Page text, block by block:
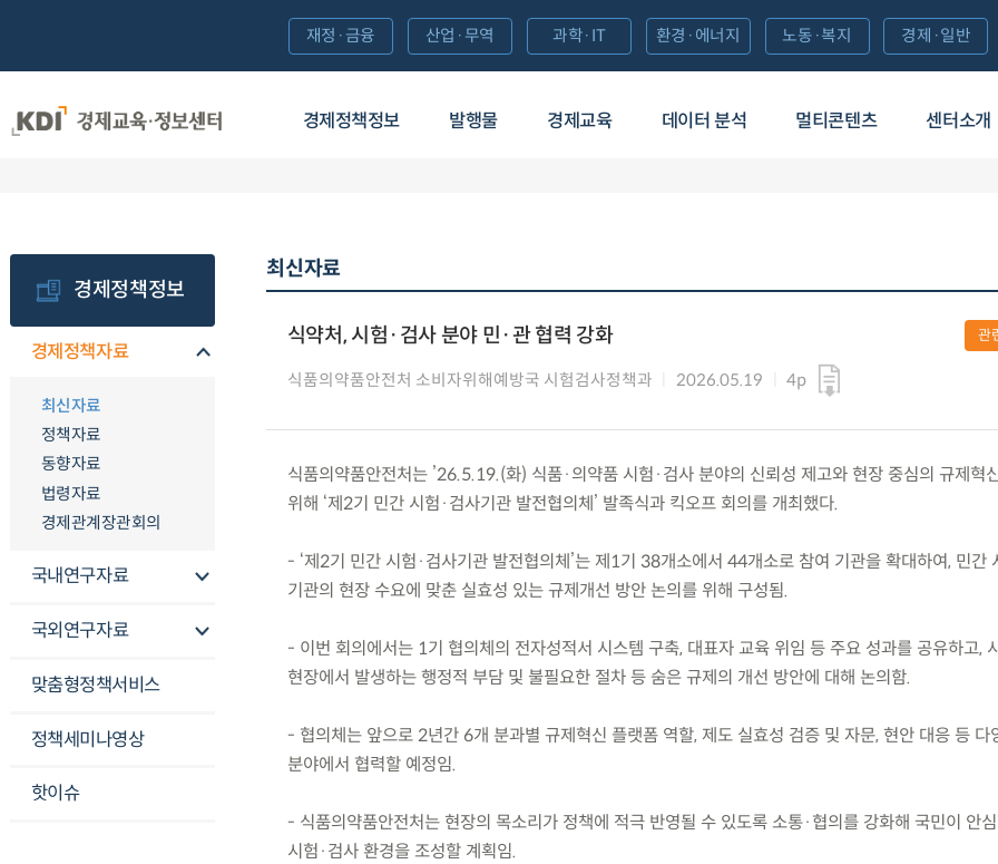
경제정책정보 발행물 경제교육 데이터 분석 멀티콘텐츠 센터소개
재정·금융 산업·무역 과학·IT 환경·에너지 노동·복지 경제·일반
경제정책정보
경제정책자료
최신자료
정책자료
동향자료
법령자료
경제관계장관회의
국내연구자료
국외연구자료
맞춤형정책서비스
정책세미나영상
핫이슈
최신자료
식약처, 시험·검사 분야 민·관 협력 강화
식품의약품안전처 소비자위해예방국 시험검사정책과 2026.05.19 4p
관
식품의약품안전처는 ’26.5.19.(화) 식품·의약품 시험·검사 분야의 신뢰성 제고와 현장 중심의 규제혁
위해 ‘제2기 민간 시험·검사기관 발전협의체’ 발족식과 킥오프 회의를 개최했다.
- ‘제2기 민간 시험·검사기관 발전협의체’는 제1기 38개소에서 44개소로 참여 기관을 확대하여, 민간
기관의 현장 수요에 맞춘 실효성 있는 규제개선 방안 논의를 위해 구성됨.
- 이번 회의에서는 1기 협의체의 전자성적서 시스템 구축, 대표자 교육 위임 등 주요 성과를 공유하고,
현장에서 발생하는 행정적 부담 및 불필요한 절차 등 숨은 규제의 개선 방안에 대해 논의함.
- 협의체는 앞으로 2년간 6개 분과별 규제혁신 플랫폼 역할, 제도 실효성 검증 및 자문, 현안 대응 등 다
분야에서 협력할 예정임.
- 식품의약품안전처는 현장의 목소리가 정책에 적극 반영될 수 있도록 소통·협의를 강화해 국민이 안
시험·검사 환경을 조성할 계획임.